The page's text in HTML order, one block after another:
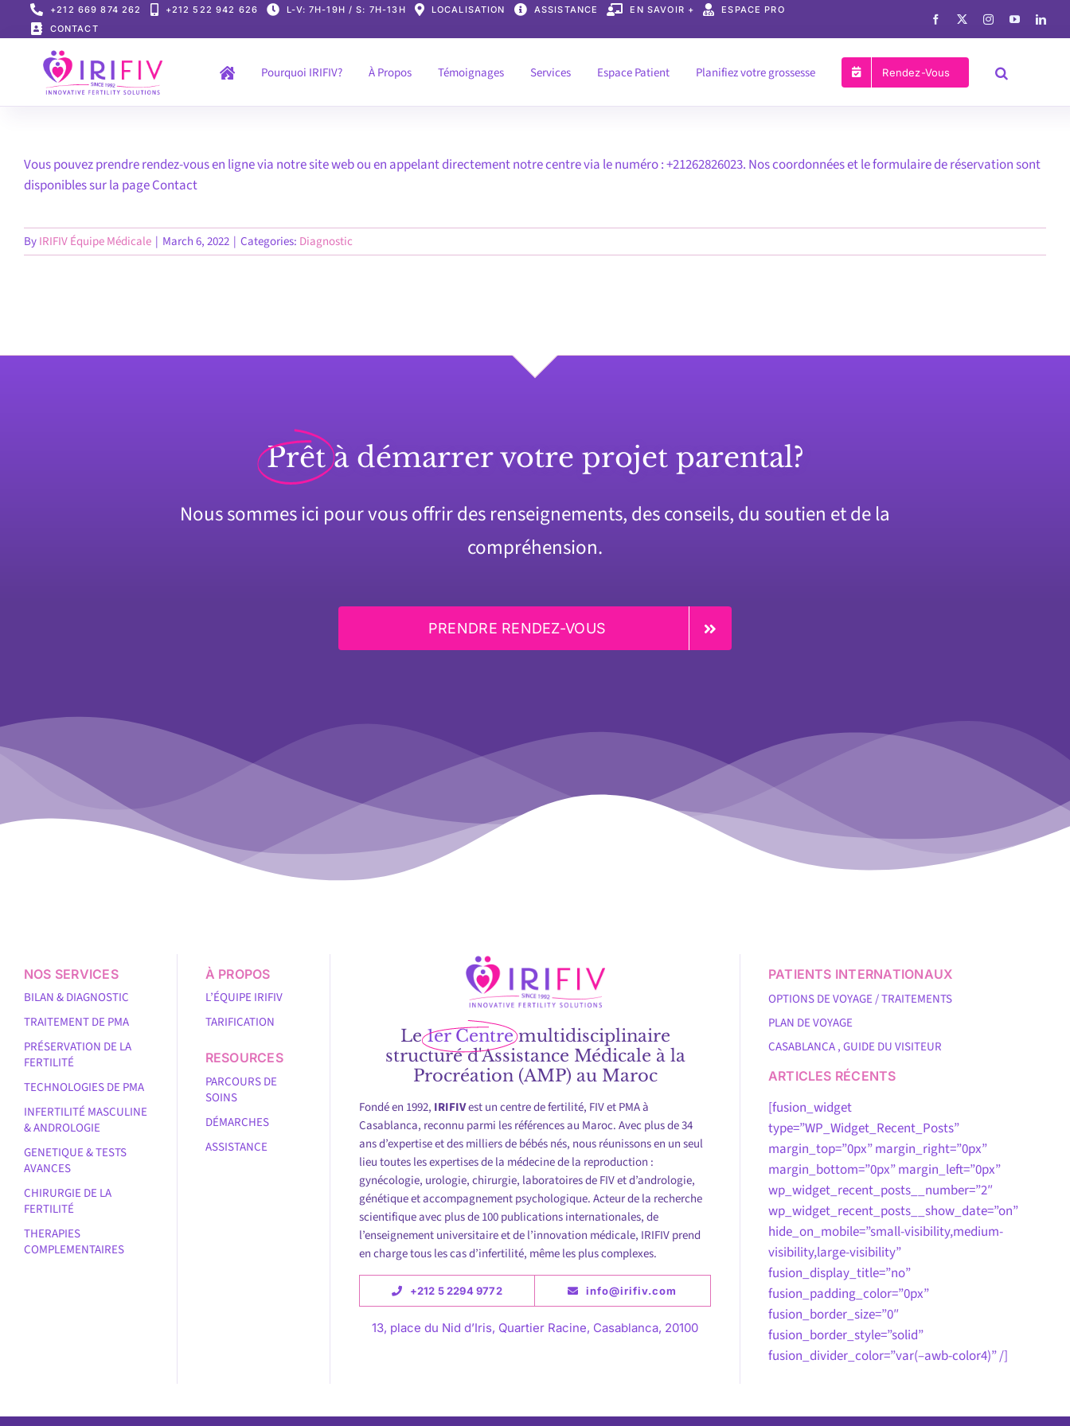
+212 669 874 262 +212 522 942 626 L-V: 7H-19H / S: 7H-13H LOCALISATION ASSISTANCE EN SAVOIR +
ESPACE PRO
CONTACT
Pourquoi IRIFIV? À Propos Témoignages Services Espace Patient Planifiez votre grossesse Rendez-Vous
Vous pouvez prendre rendez-vous en ligne via notre site web ou en appelant directement notre centre via le numéro : +21262826023. Nos coordonnées et le formulaire de réservation sont
disponibles sur la page Contact
ByIRIFIV Équipe Médicale | March 6, 2022 | Categories: Diagnostic
Prêt à démarrer votre projet parental?
Nous sommes ici pour vous offrir des renseignements, des conseils, du soutien et de la
compréhension.
PRENDRE RENDEZ-VOUS
NOS SERVICES
BILAN & DIAGNOSTIC
TRAITEMENT DE PMA
PRÉSERVATION DE LA
FERTILITÉ
TECHNOLOGIES DE PMA
INFERTILITÉ MASCULINE
& ANDROLOGIE
GENETIQUE & TESTS
AVANCES
CHIRURGIE DE LA
FERTILITÉ
THERAPIES
COMPLEMENTAIRES
À PROPOS
L’ÉQUIPE IRIFIV
TARIFICATION
RESOURCES
PARCOURS DE
SOINS
DÉMARCHES
ASSISTANCE
Le 1er Centre multidisciplinaire
structuré d'Assistance Médicale à la
Procréation (AMP) au Maroc
Fondé en 1992, IRIFIVest un centre de fertilité, FIV et PMA à
Casablanca, reconnu parmi les références au Maroc. Avec plus de 34
ans d’expertise et des milliers de bébés nés, nous réunissons en un seul
lieu toutes les expertises de la médecine de la reproduction :
gynécologie, urologie, chirurgie, laboratoires de FIV et d’andrologie,
génétique et accompagnement psychologique. Acteur de la recherche
scientifique avec plus de 100 publications internationales, de
l’enseignement universitaire et de l’innovation médicale, IRIFIV prend
en charge tous les cas d’infertilité, même les plus complexes.
+212 5 2294 9772 info@irifiv.com
13, place du Nid d’Iris, Quartier Racine, Casablanca, 20100
PATIENTS INTERNATIONAUX
OPTIONS DE VOYAGE / TRAITEMENTS
PLAN DE VOYAGE
CASABLANCA , GUIDE DU VISITEUR
ARTICLES RÉCENTS
[fusion_widget
type=”WP_Widget_Recent_Posts”
margin_top=”0px” margin_right=”0px”
margin_bottom=”0px” margin_left=”0px”
wp_widget_recent_posts__number=”2″
wp_widget_recent_posts__show_date=”on”
hide_on_mobile=”small-visibility,medium-
visibility,large-visibility”
fusion_display_title=”no”
fusion_padding_color=”0px”
fusion_border_size=”0″
fusion_border_style=”solid”
fusion_divider_color=”var(–awb-color4)” /]